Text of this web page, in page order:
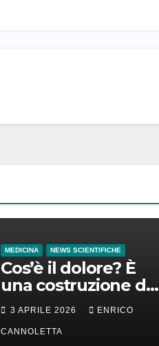
MEDICINA NEWS SCIENTIFICHE
Cos’è il dolore? È
una costruzione del
cervello
3 APRILE 2026 ENRICO
CANNOLETTA